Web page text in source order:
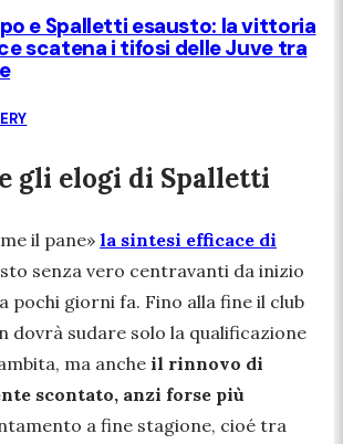
e Spalletti esausto: la vittoria
scatena i tifosi delle Juve tra
gli elogi di Spalletti
il pane» la sintesi efficace di
senza vero centravanti da inizio
pochi giorni fa. Fino alla fine il club
dovrà sudare solo la qualificazione
ma anche il rinnovo di
scontato, anzi forse più
a fine stagione, cioé tra